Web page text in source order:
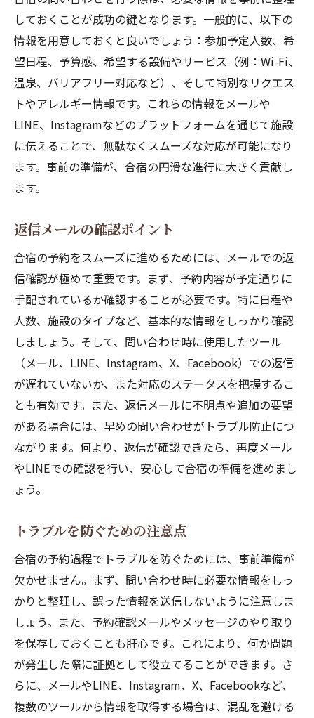
しておくことが成功の鍵となります。一般的に、以下の
情報を用意しておくと良いでしょう：参加予定人数、希
望日程、予算感、希望する設備やサービス（例：Wi-Fi、
温泉、バリアフリー対応など）、そして特別なリクエス
トやアレルギー情報です。これらの情報をメールや
LINE、Instagramなどのプラットフォームを通じて施設
に伝えることで、無駄なくスムーズな対応が可能になり
ます。事前の準備が、合宿の円滑な進行に大きく貢献し
ます。
返信メールの確認ポイント
合宿の予約をスムーズに進めるためには、メールでの返
信確認が極めて重要です。まず、予約内容が予定通りに
手配されているか確認することが必要です。特に日程や
人数、施設のタイプなど、基本的な情報をしっかり確認
しましょう。そして、問い合わせ時に使用したツール
（メール、LINE、Instagram、X、Facebook）での返信
が遅れていないか、また対応のステータスを把握するこ
とも有効です。また、返信メールに不明点や追加の要望
がある場合には、早めの問い合わせがトラブル防止につ
ながります。何より、返信が確認できたら、再度メール
やLINEでの確認を行い、安心して合宿の準備を進めまし
ょう。
トラブルを防ぐための注意点
合宿の予約過程でトラブルを防ぐためには、事前準備が
欠かせません。まず、問い合わせ時に必要な情報をしっ
かりと整理し、誤った情報を送信しないように注意しま
しょう。また、予約確認メールやメッセージのやり取り
を保存しておくことも肝心です。これにより、何か問題
が発生した際に証拠として役立てることができます。さ
らに、メールやLINE、Instagram、X、Facebookなど、
複数のツールから情報を取得する場合は、混乱を避ける